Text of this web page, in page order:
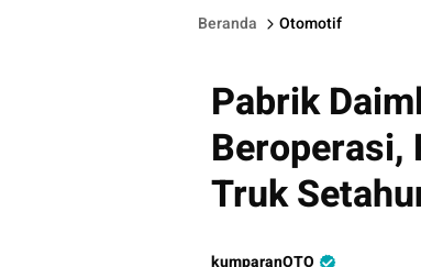
Beranda Otomotif
Pabrik
Beroperasi,
Truk
kumparanOTO